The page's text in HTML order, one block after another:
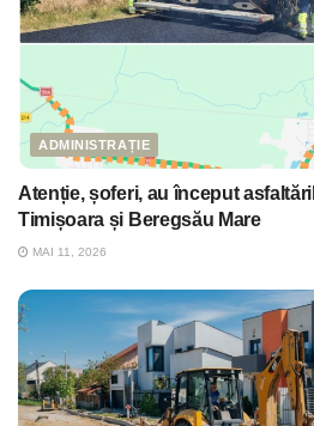
ADMINISTRAȚIE
Atenție, șoferi, au început
Timișoara și Beregsău Mare
MAI 11, 2026